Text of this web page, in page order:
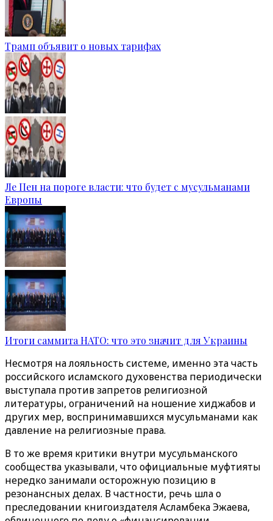
Трамп объявит о новых тарифах
Ле Пен на пороге власти: что будет с мусульманами
Европы
Итоги саммита НАТО: что это значит для Украины
Несмотря на лояльность системе, именно эта часть
российского исламского духовенства периодически
выступала против запретов религиозной
литературы, ограничений на ношение хиджабов и
других мер, воспринимавшихся мусульманами как
давление на религиозные права.
В то же время критики внутри мусульманского
сообщества указывали, что официальные муфтияты
нередко занимали осторожную позицию в
резонансных делах. В частности, речь шла о
преследовании книгоиздателя Асламбека Эжаева,